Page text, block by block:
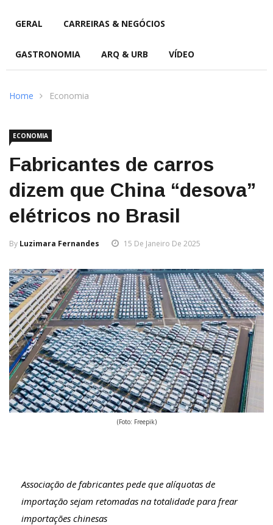
GERAL CARREIRAS & NEGÓCIOS
GASTRONOMIA ARQ & URB VÍDEO
Home Economia
ECONOMIA
Fabricantes de carros
dizem que China “desova”
elétricos no Brasil
By Luzimara Fernandes 15 De Janeiro De 2025
(Foto: Freepik)
Associação de fabricantes pede que alíquotas de
importação sejam retomadas na totalidade para frear
importações chinesas